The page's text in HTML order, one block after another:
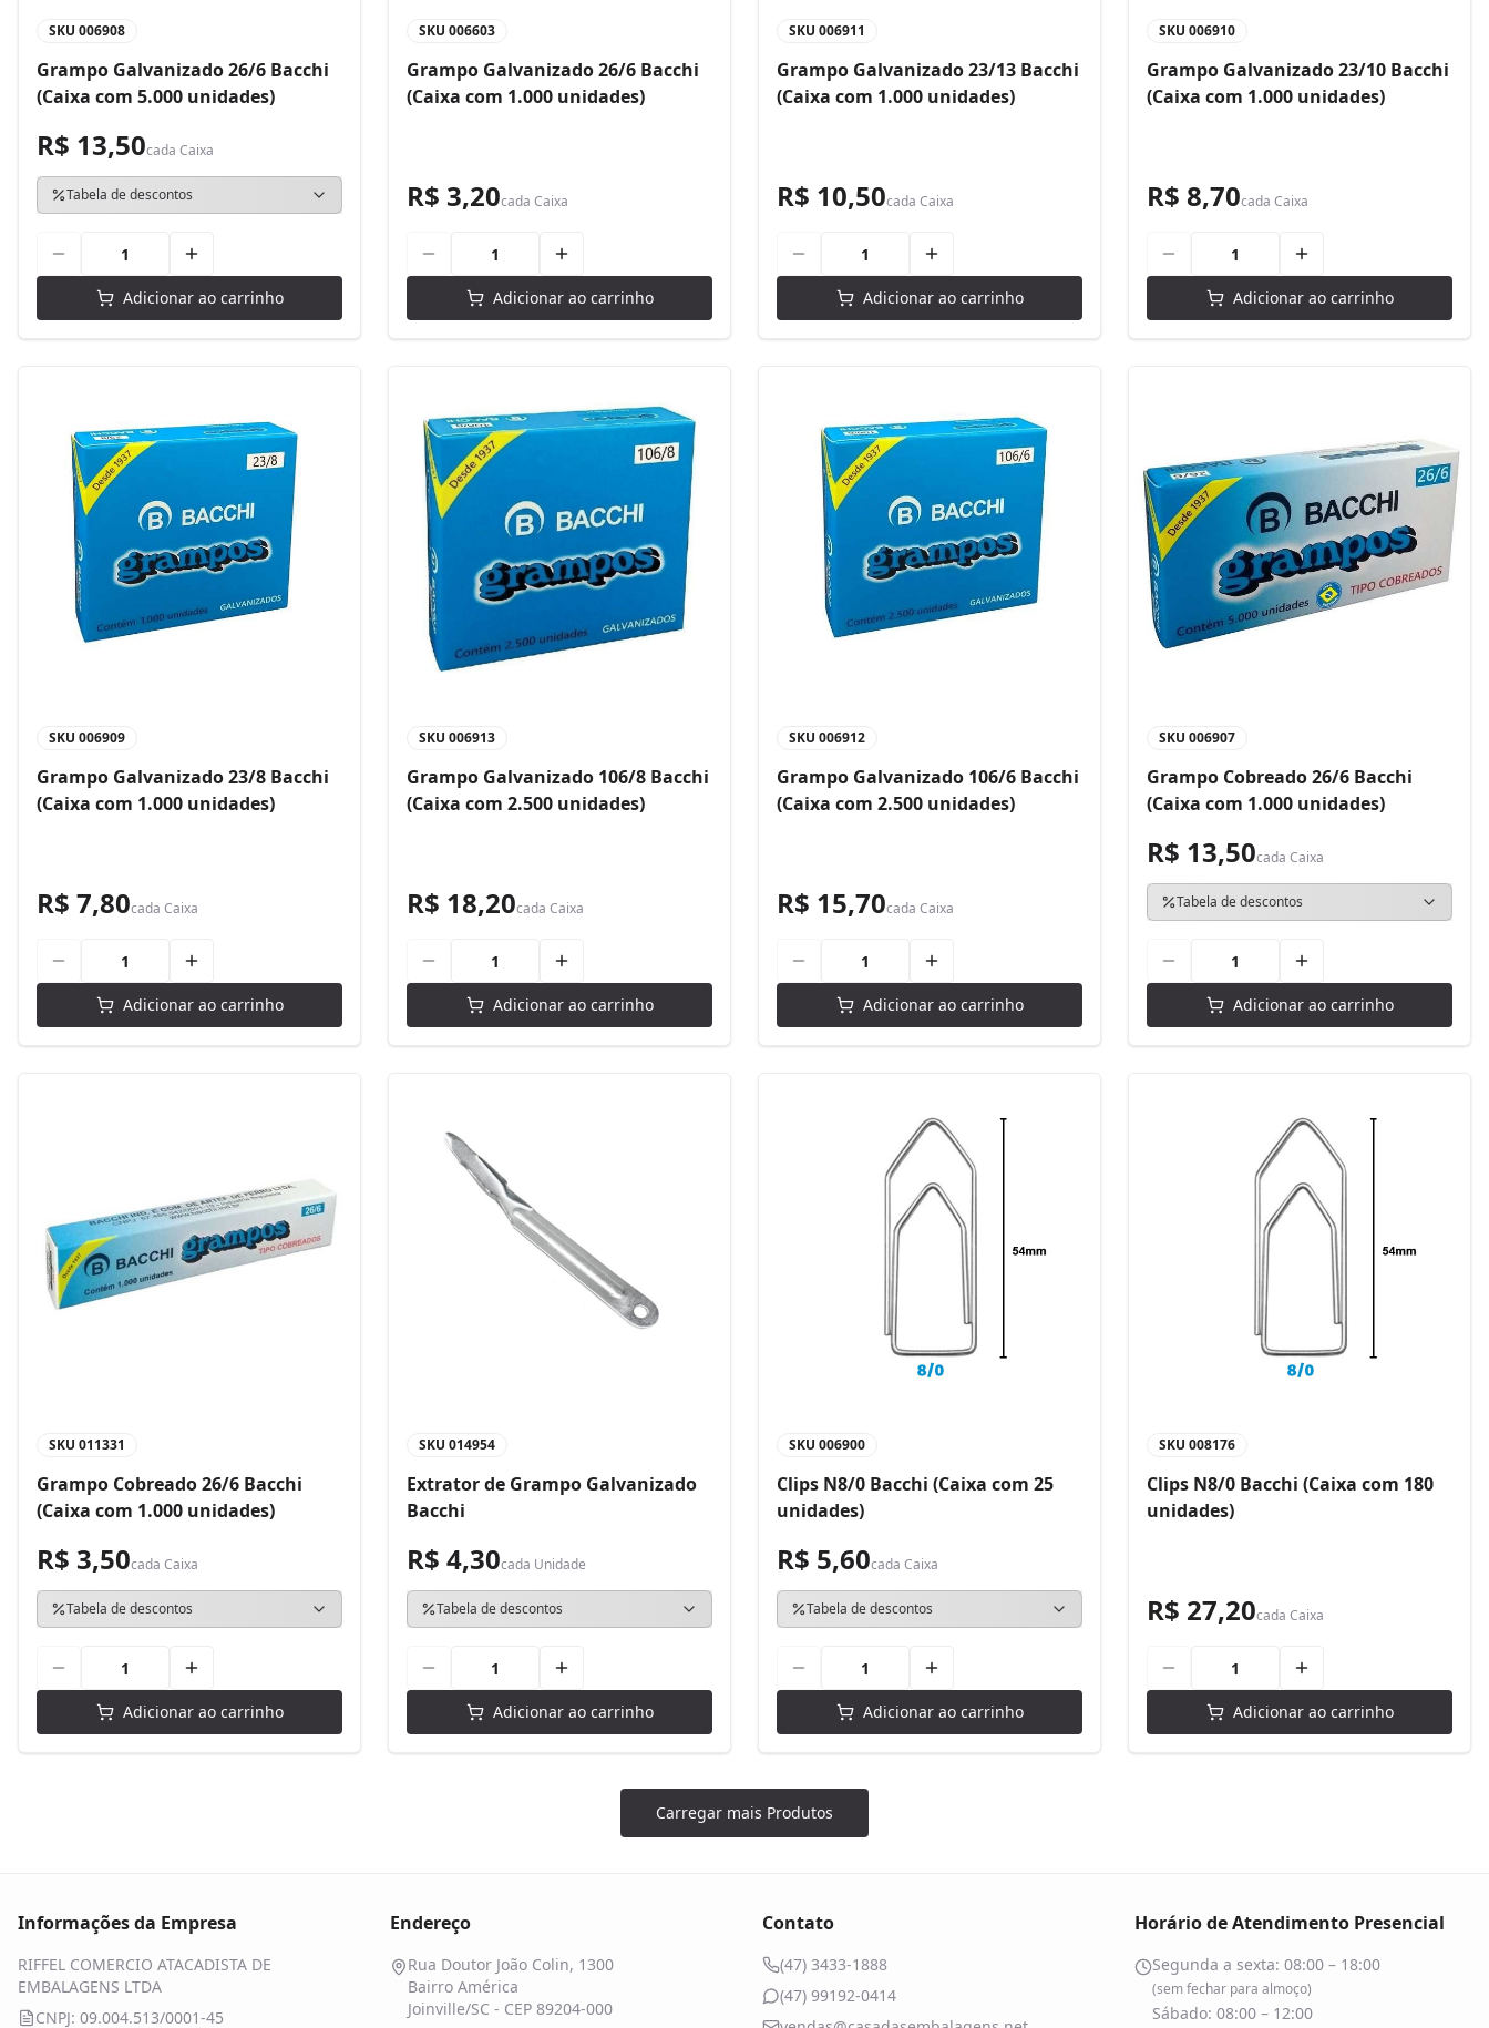
SKU 006908
Grampo Galvanizado 26/6 Bacchi
(Caixa com 5.000 unidades)
R$ 13,50cada Caixa
Tabela de descontos
Adicionar ao carrinho
SKU 006603
Grampo Galvanizado 26/6 Bacchi
(Caixa com 1.000 unidades)
R$ 3,20cada Caixa
Adicionar ao carrinho
SKU 006911
Grampo Galvanizado 23/13 Bacchi
(Caixa com 1.000 unidades)
R$ 10,50cada Caixa
Adicionar ao carrinho
SKU 006910
Grampo Galvanizado 23/10 Bacchi
(Caixa com 1.000 unidades)
R$ 8,70cada Caixa
Adicionar ao carrinho
SKU 006909
Grampo Galvanizado 23/8 Bacchi
(Caixa com 1.000 unidades)
R$ 7,80cada Caixa
Adicionar ao carrinho
SKU 006913
Grampo Galvanizado 106/8 Bacchi
(Caixa com 2.500 unidades)
R$ 18,20cada Caixa
Adicionar ao carrinho
SKU 006912
Grampo Galvanizado 106/6 Bacchi
(Caixa com 2.500 unidades)
R$ 15,70cada Caixa
Adicionar ao carrinho
SKU 006907
Grampo Cobreado 26/6 Bacchi
(Caixa com 1.000 unidades)
R$ 13,50cada Caixa
Tabela de descontos
Adicionar ao carrinho
SKU 011331
Grampo Cobreado 26/6 Bacchi
(Caixa com 1.000 unidades)
R$ 3,50cada Caixa
Tabela de descontos
Adicionar ao carrinho
SKU 014954
Extrator de Grampo Galvanizado
Bacchi
R$ 4,30cada Unidade
Tabela de descontos
Adicionar ao carrinho
SKU 006900
Clips N8/0 Bacchi (Caixa com 25
unidades)
R$ 5,60cada Caixa
Tabela de descontos
Adicionar ao carrinho
SKU 008176
Clips N8/0 Bacchi (Caixa com 180
unidades)
R$ 27,20cada Caixa
Adicionar ao carrinho
Carregar mais Produtos
Informações da Empresa
RIFFEL COMERCIO ATACADISTA DE
EMBALAGENS LTDA
CNPJ: 09.004.513/0001-45
Endereço
Rua Doutor João Colin, 1300
Bairro América
Joinville/SC - CEP 89204-000
Contato
(47) 3433-1888
(47) 99192-0414
Horário de Atendimento Presencial
Segunda a sexta: 08:00 – 18:00
(sem fechar para almoço)
Sábado: 08:00 – 12:00